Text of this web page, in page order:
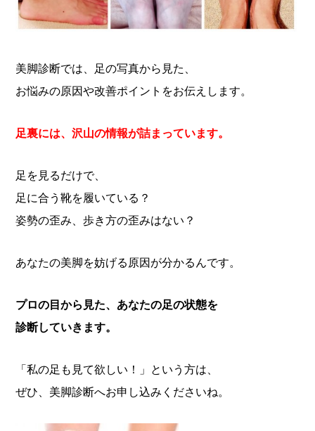
美脚診断では、足の写真から見た、
お悩みの原因や改善ポイントをお伝えします。
足裏には、沢山の情報が詰まっています。
足を見るだけで、
足に合う靴を履いている？
姿勢の歪み、歩き方の歪みはない？
あなたの美脚を妨げる原因が分かるんです。
プロの目から見た、あなたの足の状態を
診断していきます。
「私の足も見て欲しい！」という方は、
ぜひ、美脚診断へお申し込みくださいね。